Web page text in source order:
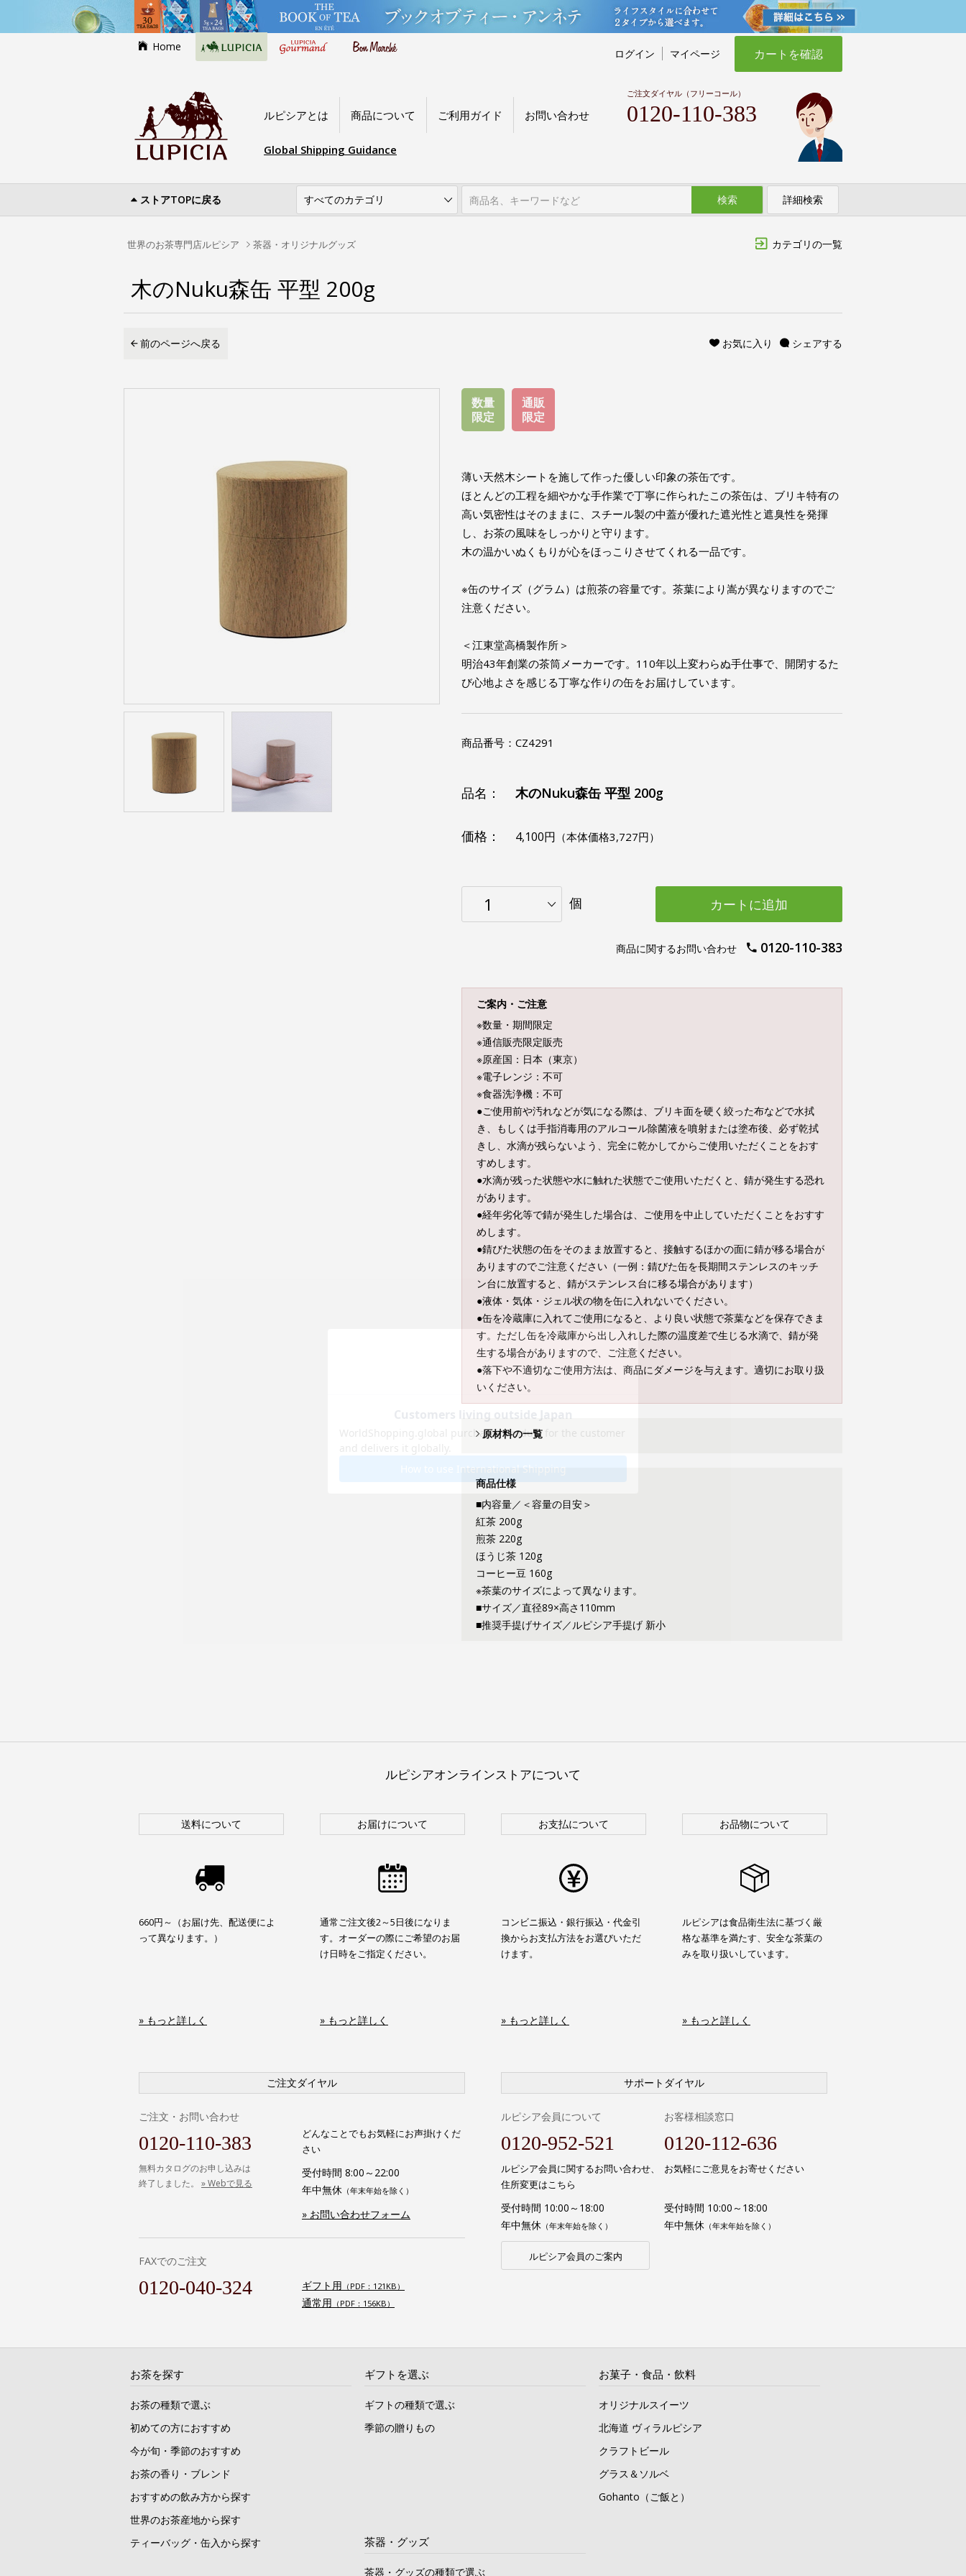
Home
ログイン マイページ カートを確認
ルピシアとは 商品について ご利用ガイド お問い合わせ
ご注文ダイヤル（フリーコール）
0120-110-383
Global Shipping Guidance
ストアTOPに戻る 検索 詳細検索
カテゴリの一覧
世界のお茶専門店ルピシア 茶器・オリジナルグッズ
木のNuku森缶 平型 200g
前のページへ戻る シェアする
お気に入り
数量
限定
通販
限定
薄い天然木シートを施して作った優しい印象の茶缶です。
ほとんどの工程を細やかな手作業で丁寧に作られたこの茶缶は、ブリキ特有の
高い気密性はそのままに、スチール製の中蓋が優れた遮光性と遮臭性を発揮
し、お茶の風味をしっかりと守ります。
木の温かいぬくもりが心をほっこりさせてくれる一品です。
※缶のサイズ（グラム）は煎茶の容量です。茶葉により嵩が異なりますのでご
注意ください。
＜江東堂高橋製作所＞
明治43年創業の茶筒メーカーです。110年以上変わらぬ手仕事で、開閉するた
び心地よさを感じる丁寧な作りの缶をお届けしています。
商品番号： CZ4291
品名： 木のNuku森缶 平型 200g
価格： 4,100円 （本体価格3,727円）
個 カートに追加
商品に関するお問い合わせ 0120-110-383
ご案内・ご注意
※数量・期間限定
※通信販売限定販売
※原産国：日本（東京）
※電子レンジ：不可
※食器洗浄機：不可
●ご使用前や汚れなどが気になる際は、ブリキ面を硬く絞った布などで水拭
き、もしくは手指消毒用のアルコール除菌液を噴射または塗布後、必ず乾拭
きし、水滴が残らないよう、完全に乾かしてからご使用いただくことをおす
すめします。
●水滴が残った状態や水に触れた状態でご使用いただくと、錆が発生する恐れ
があります。
●経年劣化等で錆が発生した場合は、ご使用を中止していただくことをおすす
めします。
●錆びた状態の缶をそのまま放置すると、接触するほかの面に錆が移る場合が
ありますのでご注意ください（一例：錆びた缶を長期間ステンレスのキッチ
ン台に放置すると、錆がステンレス台に移る場合があります）
●液体・気体・ジェル状の物を缶に入れないでください。
●缶を冷蔵庫に入れてご使用になると、より良い状態で茶葉などを保存できま
す。ただし缶を冷蔵庫から出し入れした際の温度差で生じる水滴で、錆が発
生する場合がありますので、ご注意ください。
●落下や不適切なご使用方法は、商品にダメージを与えます。適切にお取り扱
いください。
原材料の一覧
商品仕様
■内容量／＜容量の目安＞
紅茶 200g
煎茶 220g
ほうじ茶 120g
コーヒー豆 160g
※茶葉のサイズによって異なります。
■サイズ／直径89×高さ110mm
■推奨手提げサイズ／ルピシア手提げ 新小
ルピシアオンラインストアについて
送料について
660円～（お届け先、配送便によ
って異なります。）
» もっと詳しく
お届けについて
通常ご注文後2～5日後になりま
す。オーダーの際にご希望のお届
け日時をご指定ください。
» もっと詳しく
お支払について
コンビニ振込・銀行振込・代金引
換からお支払方法をお選びいただ
けます。
» もっと詳しく
お品物について
ルピシアは食品衛生法に基づく厳
格な基準を満たす、安全な茶葉の
みを取り扱いしています。
» もっと詳しく
ご注文ダイヤル
ご注文・お問い合わせ
0120-110-383
無料カタログのお申し込みは
終了しました。 » Webで見る
どんなことでもお気軽にお声掛けくだ
さい
受付時間 8:00～22:00
年中無休 （年末年始を除く）
» お問い合わせフォーム
FAXでのご注文
0120-040-324 ギフト用 （PDF：121KB）
通常用 （PDF：156KB）
サポートダイヤル
ルピシア会員について
0120-952-521
ルピシア会員に関するお問い合わせ、
住所変更はこちら
受付時間 10:00～18:00
年中無休 （年末年始を除く）
ルピシア会員のご案内
お客様相談窓口
0120-112-636
お気軽にご意見をお寄せください
受付時間 10:00～18:00
年中無休 （年末年始を除く）
お茶を探す
お茶の種類で選ぶ
初めての方におすすめ
今が旬・季節のおすすめ
お茶の香り・ブレンド
おすすめの飲み方から探す
世界のお茶産地から探す
ティーバッグ・缶入から探す
ギフトを選ぶ
ギフトの種類で選ぶ
季節の贈りもの
お菓子・食品・飲料
オリジナルスイーツ
北海道 ヴィラルピシア
クラフトビール
グラス＆ソルベ
Gohanto（ご飯と）
茶器・グッズ
茶器・グッズの種類で選ぶ